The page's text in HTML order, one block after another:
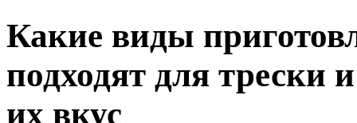
Какие виды
подходят для трески
их вкус